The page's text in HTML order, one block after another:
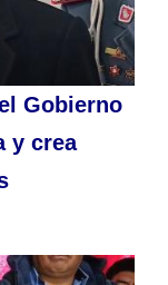
Gobierno
y crea